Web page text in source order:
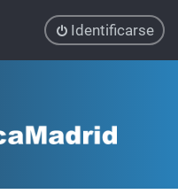
Identificarse